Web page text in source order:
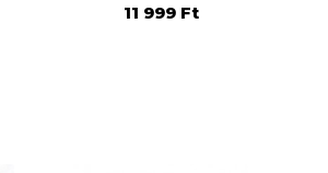
11 999 Ft